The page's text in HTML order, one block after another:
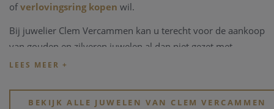
ofverlovingsring kopen wil.
Bij juwelier Clem Vercammen kan u terecht voor de aankoop
van gouden en zilveren juwelen al dan niet gezet met
edelstenen, kleurstenen of in combinaties met parels.
onze physieke winkel in hartje Heist-op-den-Berg.
BEKIJK ALLE JUWELEN VAN CLEM VERCAMMEN